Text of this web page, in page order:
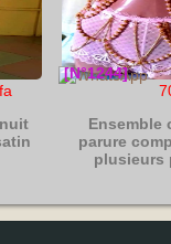
[N°1244]
Ensemble
parure
plusieurs